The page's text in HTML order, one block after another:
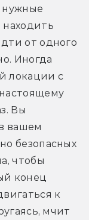
нужные
от одного
Иногда
локации с
Вы
вашем
безопасных
чтобы
конец
к
мчит